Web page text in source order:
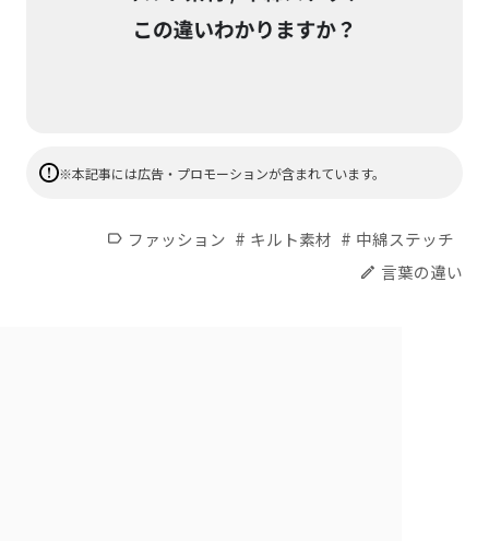
※本記事には広告・プロモーションが含まれています。
label ファッション # キルト素材 # 中綿ステッチ
edit 言葉の違い